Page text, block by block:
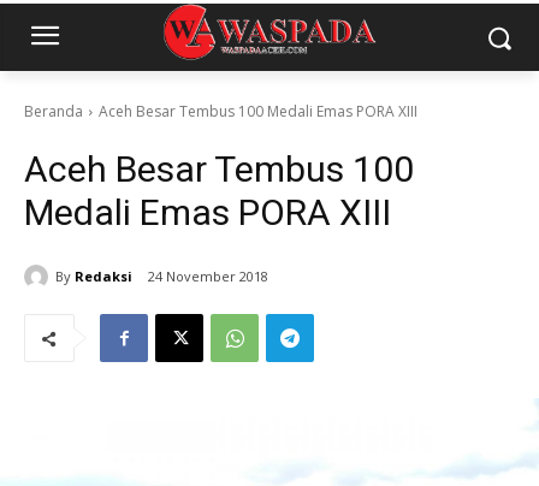
Beranda Aceh Besar Tembus 100 Medali Emas PORA XIII
Aceh Besar Tembus 100
Medali Emas PORA XIII
By Redaksi 24 November 2018